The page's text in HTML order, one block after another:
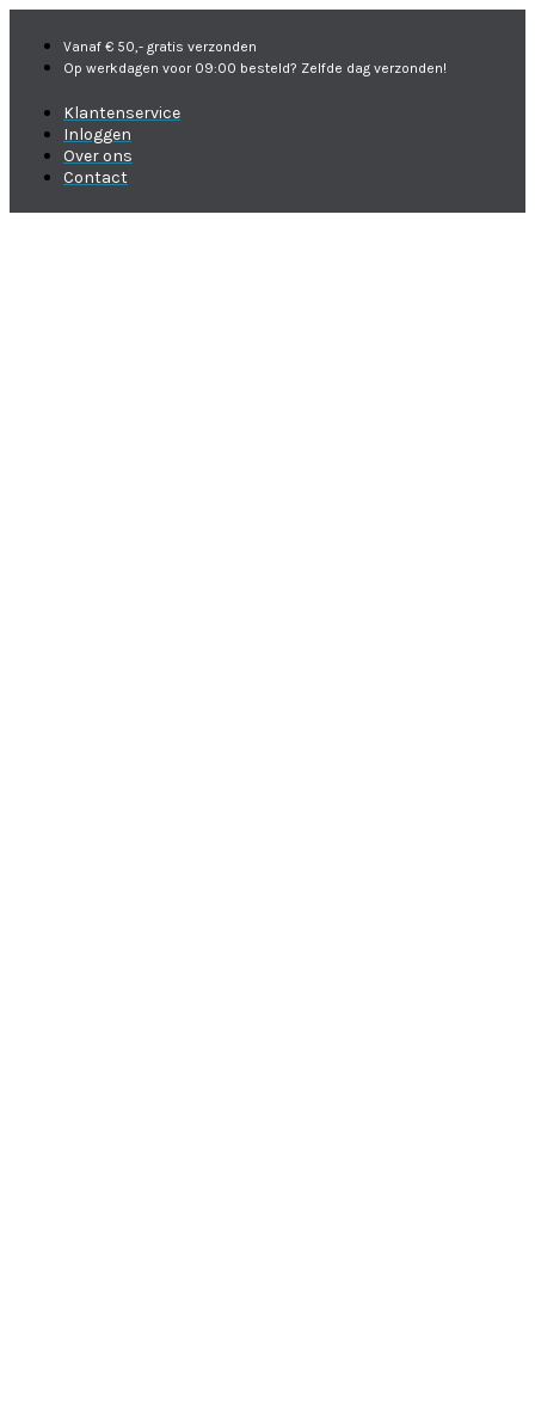
Vanaf € 50,- gratis verzonden
Op werkdagen voor 09:00 besteld? Zelfde dag verzonden!
Klantenservice
Inloggen
Over ons
Contact